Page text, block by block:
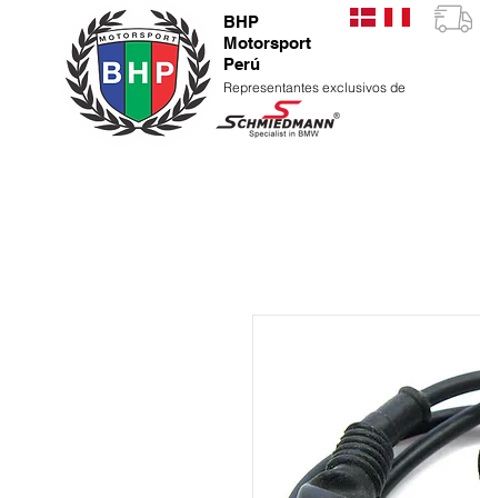
BHP
Motorsport
Perú
Representantes exclusivos de